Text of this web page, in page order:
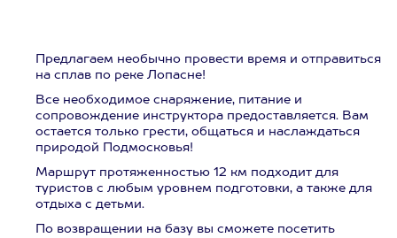
Предлагаем необычно провести время и отправиться
на сплав по реке Лопасне!
Все необходимое снаряжение, питание и
сопровождение инструктора предоставляется. Вам
остается только грести, общаться и наслаждаться
природой Подмосковья!
Маршрут протяженностью 12 км подходит для
туристов с любым уровнем подготовки, а также для
отдыха с детьми.
По возвращении на базу вы сможете посетить